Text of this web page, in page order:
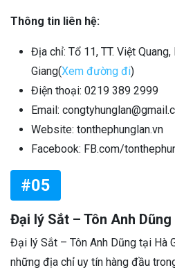
Thông tin liên hệ:
Địa chỉ: Tổ 11, TT. Việt Quang,
Giang(Xem đường đi)
Điện thoại: 0219 389 2999
Email:
Website: tonthephunglan.vn
Facebook: FB.com/
#05
Đại lý Sắt – Tôn Anh
Đại lý Sắt – Tôn Anh Dũng tại Hà
những địa chỉ uy tín hàng đầu